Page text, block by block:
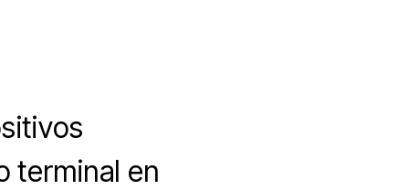
terminal en